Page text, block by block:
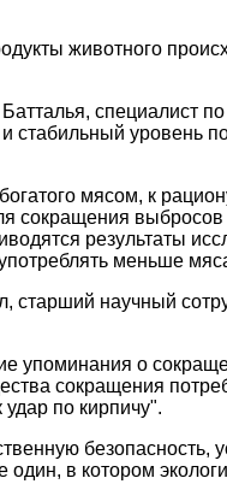
животного
специалист
уровень
мясом, к
сокращения
результаты
меньше
научный
упоминания о
сокращения
удар по кирпичу".
безопасность,
в котором